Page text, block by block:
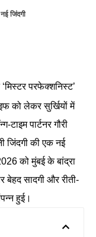
जिंदगी
परफेक्शनिस्ट’
को लेकर सुर्खियों में
पार्टनर गौरी
जिंदगी की एक नई
को मुंबई के बांद्रा
बेहद सादगी और रीती-
हुई।